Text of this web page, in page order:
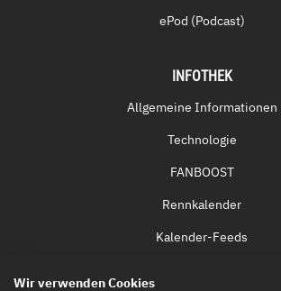
ePod (Podcast)
INFOTHEK
Allgemeine Informationen
Technologie
FANBOOST
Rennkalender
Kalender-Feeds
Wir verwenden Cookies